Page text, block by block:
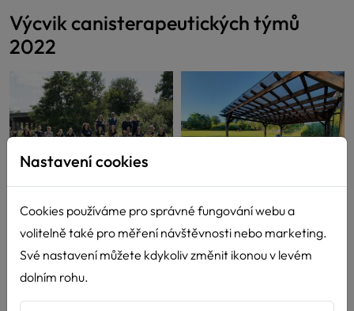
Výcvik canisterapeutických týmů
2022
Nastavení cookies
Cookies používáme pro správné fungování webu a
volitelně také pro měření návštěvnosti nebo marketing.
Své nastavení můžete kdykoliv změnit ikonou v levém
dolním rohu.